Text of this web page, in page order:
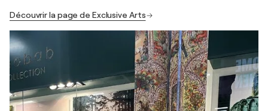
Découvrir la page de Exclusive Arts